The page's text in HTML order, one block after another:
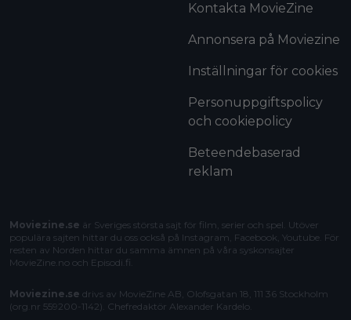
Kontakta MovieZine
Annonsera på Moviezine
Inställningar för cookies
Personuppgiftspolicy
och cookiepolicy
Beteendebaserad
reklam
Moviezine.se är Sveriges största sajt för film, serier och spel. Utöver
populära sajten hittar du oss också på Instagram, Facebook, Youtube. För
resten av Norden hittar du samma ämnen på våra syskonsajter
MovieZine.no och Episodi.fi
Moviezine.se drivs av MovieZine AB, Olofsgatan 18, 111 36 Stockholm
(org.nr 559200-1142). Chefredaktör Alexander Kardelo